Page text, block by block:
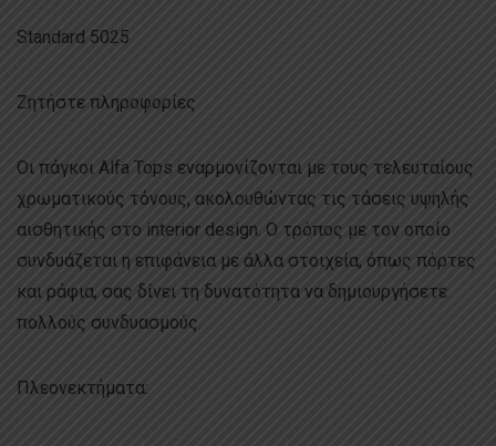
Standard 5025
Ζητήστε πληροφορίες
Οι πάγκοι Alfa Tops εναρμονίζονται με τους τελευταίους
χρωματικούς τόνους, ακολουθώντας τις τάσεις υψηλής
αισθητικής στο interior design. Ο τρόπος με τον οποίο
συνδυάζεται η επιφάνεια με άλλα στοιχεία, όπως πόρτες
και ράφια, σας δίνει τη δυνατότητα να δημιουργήσετε
πολλούς συνδυασμούς.
Πλεονεκτήματα: